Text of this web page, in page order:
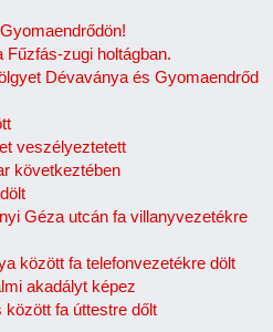
Fűzfás-zugi holtágban.
Dévaványa és Gyomaendrőd
veszélyeztetett
következtében
Géza utcán fa villanyvezetékre
között fa telefonvezetékre dölt
akadályt képez
fa úttestre dőlt